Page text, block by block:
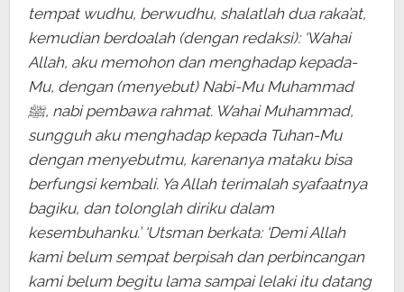
tempat wudhu, berwudhu, shalatlah dua raka’at,
kemudian berdoalah (dengan redaksi): ‘Wahai
Allah, aku memohon dan menghadap kepada-
Mu, dengan (menyebut) Nabi-Mu Muhammad
ﷺ, nabi pembawa rahmat. Wahai Muhammad,
sungguh aku menghadap kepada Tuhan-Mu
dengan menyebutmu, karenanya mataku bisa
berfungsi kembali. Ya Allah terimalah syafaatnya
bagiku, dan tolonglah diriku dalam
kesembuhanku.’ ‘Utsman berkata: ‘Demi Allah
kami belum sempat berpisah dan perbincangan
kami belum begitu lama sampai lelaki itu datang